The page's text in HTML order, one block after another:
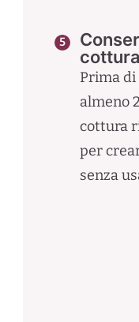
cottura
Prima di
almeno
cottura
per
senza